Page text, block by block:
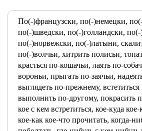
По(-)французски, по(-)немецки,
по(-)шведски, по(-)голландски, по(-
по(-)норвежски, по(-)латыни,
по(-)волчьи, хитрить полисьи,
красться по-кошачьи, лаять по-
вороньи, прыгать по-заячьи,
выглядеть по-прежнему,
выполнить по-другому, покрасить
кое с кем встретиться, кое-куда
кое-как кое-что прочитать, когда-